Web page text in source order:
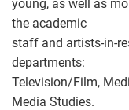
young, as well as
the academic
staff and artists-in-
departments:
Television/Film,
Media Studies.